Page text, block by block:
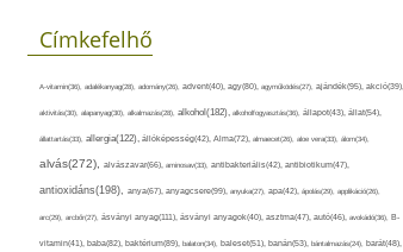
Címkefelhő
A-vitamin(36), adalékanyag(28), adomány(26), advent(40), agy(80), agyműködés(27), ajándék(95), akció(39),
aktivitás(30), alapanyag(30), alkalmazás(28), alkohol(182), alkoholfogyasztás(36), állapot(43), állat(54),
állattartás(33), allergia(122), állóképesség(42), Alma(72), almaecet(26), aloe vera(33), álom(34),
alvás(272), alvászavar(66), aminosav(33), antibakteriális(42), antibiotikum(47),
antioxidáns(198), anya(67), anyagcsere(99), anyuka(27), apa(42), ápolás(29), applikáció(26),
arc(29), arcbőr(27), ásványi anyag(111), ásványi anyagok(40), asztma(47), autó(46), avokádó(36), B-
vitamin(41), baba(82), baktérium(89), balaton(34), baleset(51), banán(53), bántalmazás(24), barát(48),